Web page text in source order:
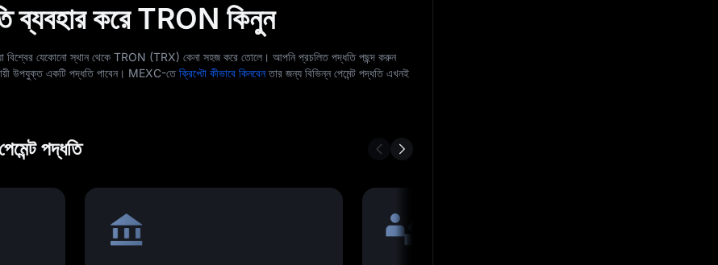
ব্যবহার করে TRON কিনুন
যা বিশ্বের যেকোনো স্থান থেকে TRON (TRX) কেনা সহজ করে তোলে। আপনি প্রচলিত পদ্ধতি পছন্দ করুন
উপযুক্ত একটি পদ্ধতি পাবেন। MEXC-তেক্রিপ্টো কীভাবে কিনবেনতার জন্য বিভিন্ন পেমেন্ট পদ্ধতি এখনই
পদ্ধতি